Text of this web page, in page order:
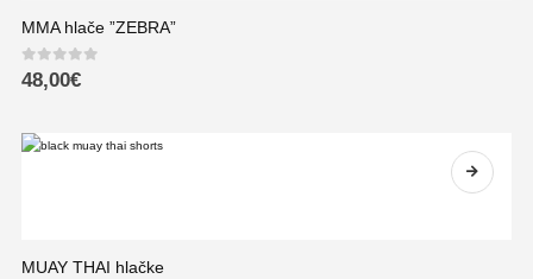
MMA hlače ”ZEBRA”
0out of 5
48,00€
MUAY THAI hlačke